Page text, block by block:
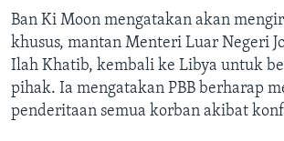
Ban Ki Moon mengatakan akan
khusus, mantan Menteri Luar Negeri
Ilah Khatib, kembali ke Libya untuk
pihak. Ia mengatakan PBB berharap
penderitaan semua korban akibat